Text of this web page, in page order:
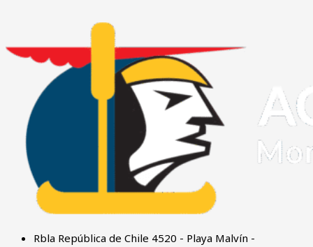
Rbla República de Chile 4520 - Playa Malvín -